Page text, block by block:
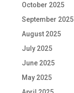
October 2025
September 2025
August 2025
July 2025
June 2025
May 2025